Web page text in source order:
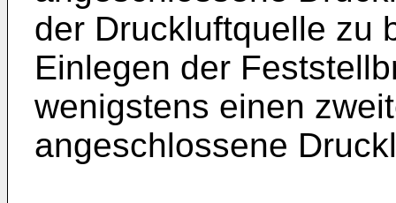
der Druckluftquelle zu
Einlegen der
wenigstens einen
angeschlossene